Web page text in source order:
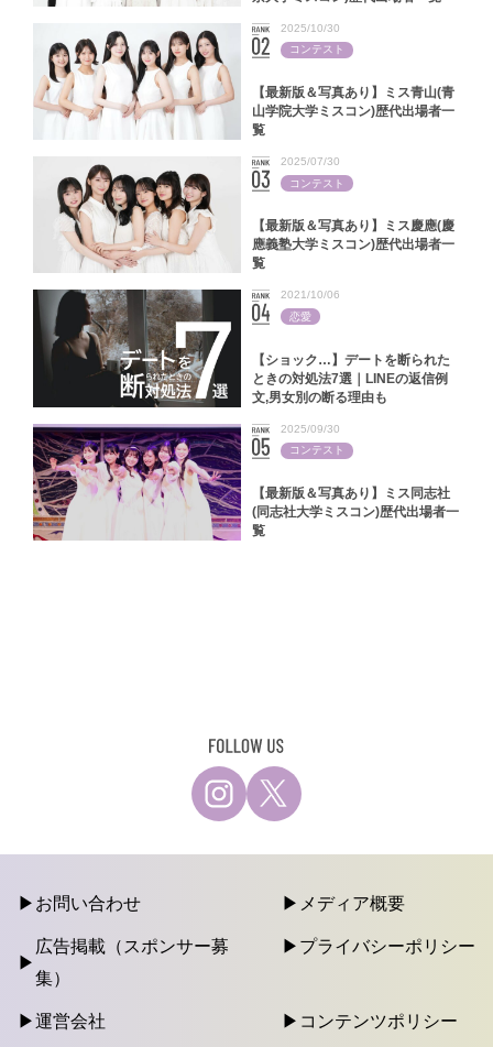
【最新版＆写真あり】ミス青山(青
山学院大学ミスコン)歴代出場者一
覧
2025/10/30
コンテスト
【最新版＆写真あり】ミス慶應(慶
應義塾大学ミスコン)歴代出場者一
覧
2025/07/30
コンテスト
【ショック…】デートを断られた
ときの対処法7選｜LINEの返信例
文,男女別の断る理由も
2021/10/06
恋愛
【最新版＆写真あり】ミス同志社
(同志社大学ミスコン)歴代出場者一
覧
2025/09/30
コンテスト
お問い合わせ メディア概要
広告掲載（スポンサー募
集）
プライバシーポリシー
運営会社 コンテンツポリシー